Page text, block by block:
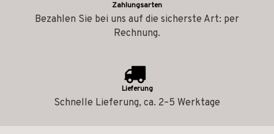
Zahlungsarten
Bezahlen Sie bei uns auf die sicherste Art: per
Rechnung.
Lieferung
Schnelle Lieferung, ca. 2–5 Werktage